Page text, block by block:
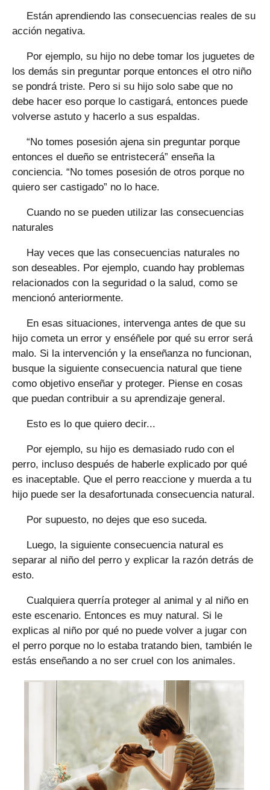
Están aprendiendo las consecuencias reales de su
acción negativa.
Por ejemplo, su hijo no debe tomar los juguetes de
los demás sin preguntar porque entonces el otro niño
se pondrá triste. Pero si su hijo solo sabe que no
debe hacer eso porque lo castigará, entonces puede
volverse astuto y hacerlo a sus espaldas.
“No tomes posesión ajena sin preguntar porque
entonces el dueño se entristecerá” enseña la
conciencia. “No tomes posesión de otros porque no
quiero ser castigado” no lo hace.
Cuando no se pueden utilizar las consecuencias
naturales
Hay veces que las consecuencias naturales no
son deseables. Por ejemplo, cuando hay problemas
relacionados con la seguridad o la salud, como se
mencionó anteriormente.
En esas situaciones, intervenga antes de que su
hijo cometa un error y enséñele por qué su error será
malo. Si la intervención y la enseñanza no funcionan,
busque la siguiente consecuencia natural que tiene
como objetivo enseñar y proteger. Piense en cosas
que puedan contribuir a su aprendizaje general.
Esto es lo que quiero decir...
Por ejemplo, su hijo es demasiado rudo con el
perro, incluso después de haberle explicado por qué
es inaceptable. Que el perro reaccione y muerda a tu
hijo puede ser la desafortunada consecuencia natural.
Por supuesto, no dejes que eso suceda.
Luego, la siguiente consecuencia natural es
separar al niño del perro y explicar la razón detrás de
esto.
Cualquiera querría proteger al animal y al niño en
este escenario. Entonces es muy natural. Si le
explicas al niño por qué no puede volver a jugar con
el perro porque no lo estaba tratando bien, también le
estás enseñando a no ser cruel con los animales.